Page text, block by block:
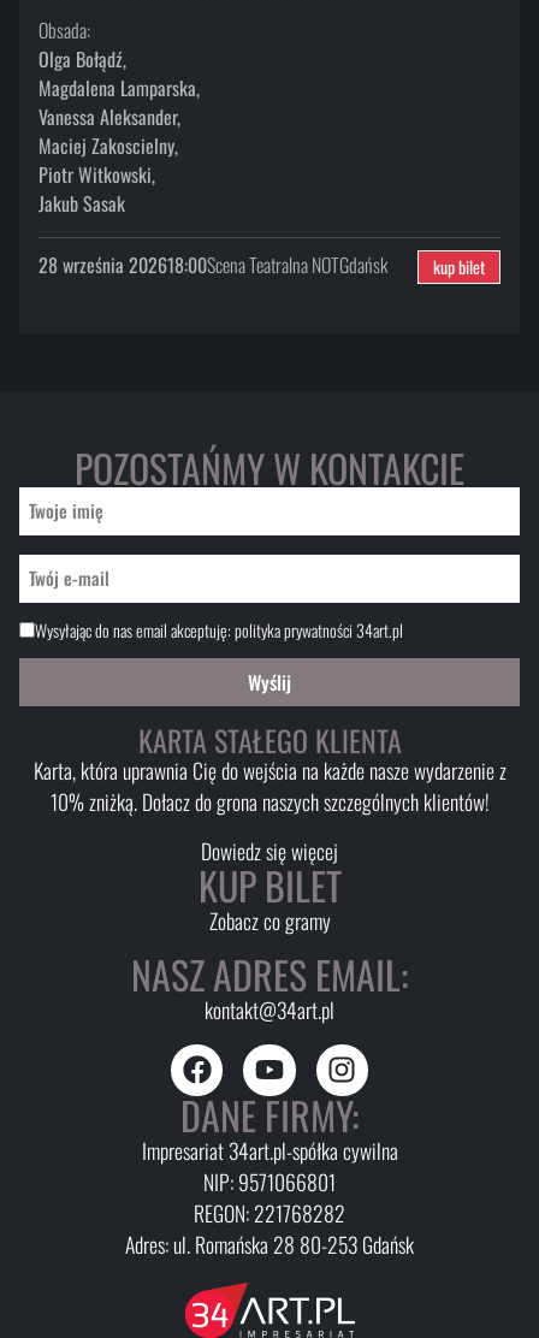
Obsada:
Olga Bołądź,
Magdalena Lamparska,
Vanessa Aleksander,
Maciej Zakoscielny,
Piotr Witkowski,
Jakub Sasak
28 września 202618:00Scena Teatralna NOTGdańsk kup bilet
POZOSTAŃMY W KONTAKCIE
Wysyłając do nas email akceptuję:polityka prywatności 34art.pl
Wyślij
KARTA STAŁEGO KLIENTA
Karta, która uprawnia Cię do wejścia na każde nasze wydarzenie z
10% zniżką. Dołacz do grona naszych szczególnych klientów!
Dowiedz się więcej
KUP BILET
Zobacz co gramy
NASZ ADRES EMAIL:
kontakt@34art.pl
DANE FIRMY:
Impresariat 34art.pl-spółka cywilna
NIP: 9571066801
REGON: 221768282
Adres: ul. Romańska 28 80-253 Gdańsk